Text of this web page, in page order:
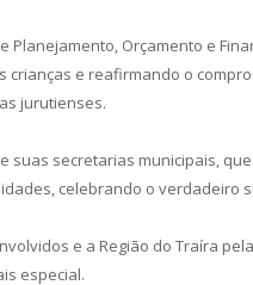
Planejamento, Orçamento e
e reafirmando o
jurutienses.
suas secretarias municipais,
celebrando o verdadeiro
e a Região do Traíra
especial.